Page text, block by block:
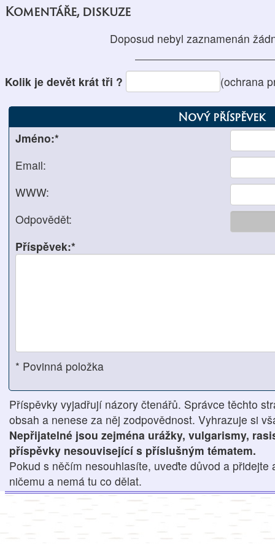
Komentáře, diskuze
Doposud nebyl zaznamenán
Kolik je devět krát tři ? (ochrana
Nový příspěvek
Jméno:*
Email:
WWW:
Odpovědět:
Příspěvek:*
* Povinná položka
Příspěvky vyjadřují názory čtenářů. Správce těchto
obsah a nenese za něj zodpovědnost. Vyhrazuje si
Nepřijatelné jsou zejména urážky, vulgarismy,
příspěvky nesouvisející s příslušným tématem.
Pokud s něčím nesouhlasíte, uveďte důvod a přidejte
ničemu a nemá tu co dělat.